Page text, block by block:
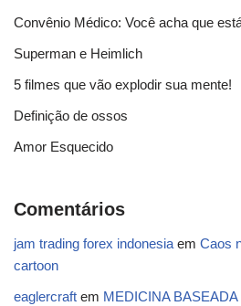
Convênio Médico: Você acha que
Superman e Heimlich
5 filmes que vão explodir sua mente!
Definição de ossos
Amor Esquecido
Comentários
jam trading forex indonesiaem Caos
cartoon
eaglercraft em MEDICINA